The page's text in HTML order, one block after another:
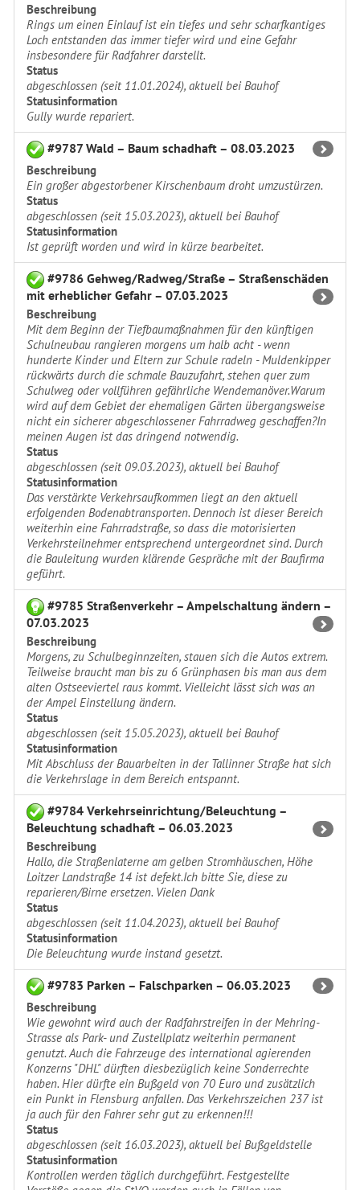
Beschreibung
Rings um einen Einlauf ist ein tiefes und sehr scharfkantiges
Loch entstanden das immer tiefer wird und eine Gefahr
insbesondere für Radfahrer darstellt.
Status
abgeschlossen (seit 11.01.2024), aktuell bei Bauhof
Statusinformation
Gully wurde repariert.
#9787 Wald – Baum schadhaft – 08.03.2023
Beschreibung
Ein großer abgestorbener Kirschenbaum droht umzustürzen.
Status
abgeschlossen (seit 15.03.2023), aktuell bei Bauhof
Statusinformation
Ist geprüft worden und wird in kürze bearbeitet.
#9786 Gehweg/Radweg/Straße – Straßenschäden
mit erheblicher Gefahr – 07.03.2023
Beschreibung
Mit dem Beginn der Tiefbaumaßnahmen für den künftigen
Schulneubau rangieren morgens um halb acht - wenn
hunderte Kinder und Eltern zur Schule radeln - Muldenkipper
rückwärts durch die schmale Bauzufahrt, stehen quer zum
Schulweg oder vollführen gefährliche Wendemanöver.Warum
wird auf dem Gebiet der ehemaligen Gärten übergangsweise
nicht ein sicherer abgeschlossener Fahrradweg geschaffen?In
meinen Augen ist das dringend notwendig.
Status
abgeschlossen (seit 09.03.2023), aktuell bei Bauhof
Statusinformation
Das verstärkte Verkehrsaufkommen liegt an den aktuell
erfolgenden Bodenabtransporten. Dennoch ist dieser Bereich
weiterhin eine Fahrradstraße, so dass die motorisierten
Verkehrsteilnehmer entsprechend untergeordnet sind. Durch
die Bauleitung wurden klärende Gespräche mit der Baufirma
geführt.
#9785 Straßenverkehr – Ampelschaltung ändern –
07.03.2023
Beschreibung
Morgens, zu Schulbeginnzeiten, stauen sich die Autos extrem.
Teilweise braucht man bis zu 6 Grünphasen bis man aus dem
alten Ostseeviertel raus kommt. Vielleicht lässt sich was an
der Ampel Einstellung ändern.
Status
abgeschlossen (seit 15.05.2023), aktuell bei Bauhof
Statusinformation
Mit Abschluss der Bauarbeiten in der Tallinner Straße hat sich
die Verkehrslage in dem Bereich entspannt.
#9784 Verkehrseinrichtung/Beleuchtung –
Beleuchtung schadhaft – 06.03.2023
Beschreibung
Hallo, die Straßenlaterne am gelben Stromhäuschen, Höhe
Loitzer Landstraße 14 ist defekt.Ich bitte Sie, diese zu
reparieren/Birne ersetzen. Vielen Dank
Status
abgeschlossen (seit 11.04.2023), aktuell bei Bauhof
Statusinformation
Die Beleuchtung wurde instand gesetzt.
#9783 Parken – Falschparken – 06.03.2023
Beschreibung
Wie gewohnt wird auch der Radfahrstreifen in der Mehring-
Strasse als Park- und Zustellplatz weiterhin permanent
genutzt. Auch die Fahrzeuge des international agierenden
Konzerns "DHL" dürften diesbezüglich keine Sonderrechte
haben. Hier dürfte ein Bußgeld von 70 Euro und zusätzlich
ein Punkt in Flensburg anfallen. Das Verkehrszeichen 237 ist
ja auch für den Fahrer sehr gut zu erkennen!!!
Status
abgeschlossen (seit 16.03.2023), aktuell bei Bußgeldstelle
Statusinformation
Kontrollen werden täglich durchgeführt. Festgestellte